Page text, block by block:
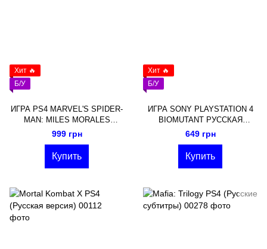
Хит 🔥
Б/У
ИГРА PS4 MARVEL'S SPIDER-
MAN: MILES MORALES
(Русская озвучка)
999 грн
Купить
Хит 🔥
Б/У
ИГРА SONY PLAYSTATION 4
BIOMUTANT РУССКАЯ
ОЗВУЧКА
649 грн
Купить